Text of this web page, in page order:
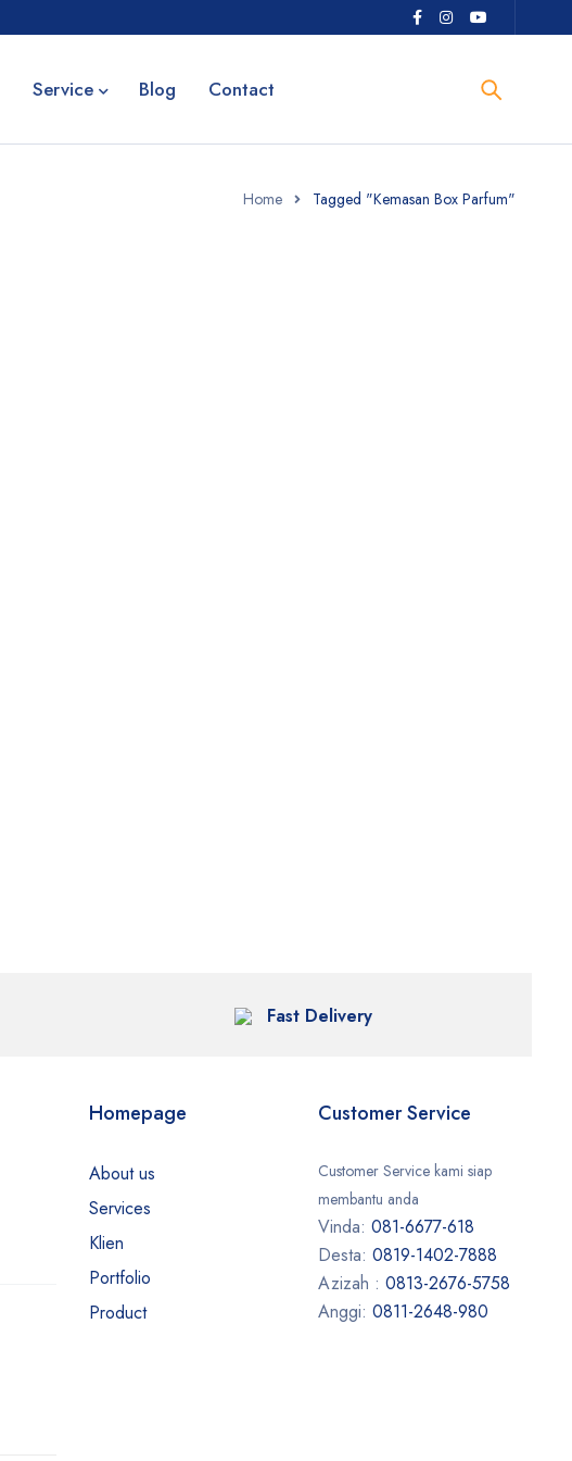
Service Blog Contact
Home Tagged "Kemasan Box Parfum"
Fast Delivery
Homepage
About us
Services
Klien
Portfolio
Product
Customer Service
Customer Service kami siap
membantu anda
Vinda:081-6677-618
Desta:0819-1402-7888
Azizah :0813-2676-5758
Anggi:0811-2648-980